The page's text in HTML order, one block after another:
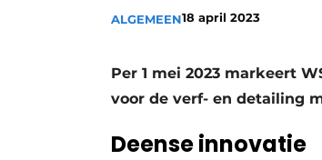
Vacatures
ALGEMEEN18 april 2023
Per 1 mei 2023 markeert
voor de verf- en detailing
Deense innovatie